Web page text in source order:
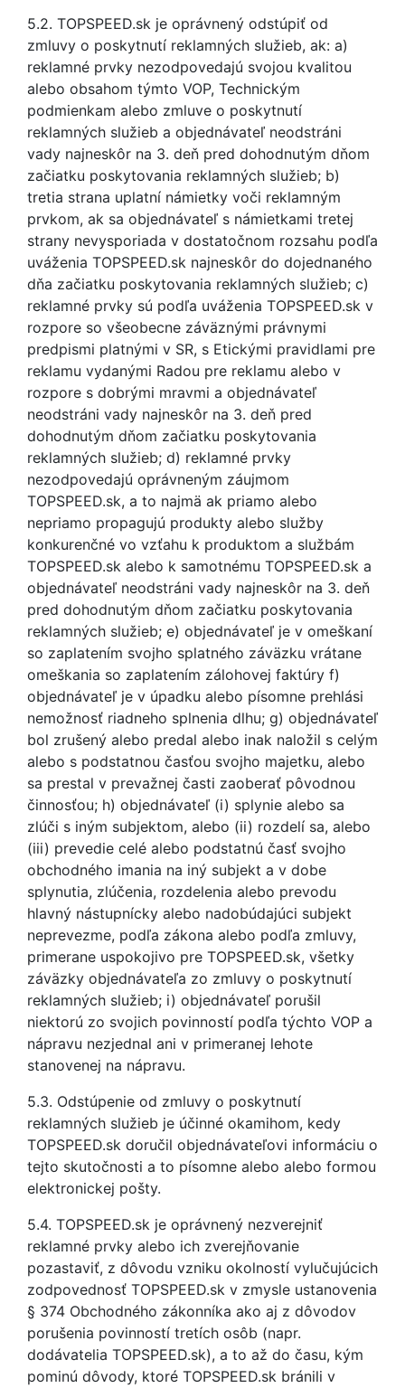
5.2. TOPSPEED.sk je oprávnený odstúpiť od
zmluvy o poskytnutí reklamných služieb, ak: a)
reklamné prvky nezodpovedajú svojou kvalitou
alebo obsahom týmto VOP, Technickým
podmienkam alebo zmluve o poskytnutí
reklamných služieb a objednávateľ neodstráni
vady najneskôr na 3. deň pred dohodnutým dňom
začiatku poskytovania reklamných služieb; b)
tretia strana uplatní námietky voči reklamným
prvkom, ak sa objednávateľ s námietkami tretej
strany nevysporiada v dostatočnom rozsahu podľa
uváženia TOPSPEED.sk najneskôr do dojednaného
dňa začiatku poskytovania reklamných služieb; c)
reklamné prvky sú podľa uváženia TOPSPEED.sk v
rozpore so všeobecne záväznými právnymi
predpismi platnými v SR, s Etickými pravidlami pre
reklamu vydanými Radou pre reklamu alebo v
rozpore s dobrými mravmi a objednávateľ
neodstráni vady najneskôr na 3. deň pred
dohodnutým dňom začiatku poskytovania
reklamných služieb; d) reklamné prvky
nezodpovedajú oprávneným záujmom
TOPSPEED.sk, a to najmä ak priamo alebo
nepriamo propagujú produkty alebo služby
konkurenčné vo vzťahu k produktom a službám
TOPSPEED.sk alebo k samotnému TOPSPEED.sk a
objednávateľ neodstráni vady najneskôr na 3. deň
pred dohodnutým dňom začiatku poskytovania
reklamných služieb; e) objednávateľ je v omeškaní
so zaplatením svojho splatného záväzku vrátane
omeškania so zaplatením zálohovej faktúry f)
objednávateľ je v úpadku alebo písomne prehlási
nemožnosť riadneho splnenia dlhu; g) objednávateľ
bol zrušený alebo predal alebo inak naložil s celým
alebo s podstatnou časťou svojho majetku, alebo
sa prestal v prevažnej časti zaoberať pôvodnou
činnosťou; h) objednávateľ (i) splynie alebo sa
zlúči s iným subjektom, alebo (ii) rozdelí sa, alebo
(iii) prevedie celé alebo podstatnú časť svojho
obchodného imania na iný subjekt a v dobe
splynutia, zlúčenia, rozdelenia alebo prevodu
hlavný nástupnícky alebo nadobúdajúci subjekt
neprevezme, podľa zákona alebo podľa zmluvy,
primerane uspokojivo pre TOPSPEED.sk, všetky
záväzky objednávateľa zo zmluvy o poskytnutí
reklamných služieb; i) objednávateľ porušil
niektorú zo svojich povinností podľa týchto VOP a
nápravu nezjednal ani v primeranej lehote
stanovenej na nápravu.
5.3. Odstúpenie od zmluvy o poskytnutí
reklamných služieb je účinné okamihom, kedy
TOPSPEED.sk doručil objednávateľovi informáciu o
tejto skutočnosti a to písomne alebo alebo formou
elektronickej pošty.
5.4. TOPSPEED.sk je oprávnený nezverejniť
reklamné prvky alebo ich zverejňovanie
pozastaviť, z dôvodu vzniku okolností vylučujúcich
zodpovednosť TOPSPEED.sk v zmysle ustanovenia
§ 374 Obchodného zákonníka ako aj z dôvodov
porušenia povinností tretích osôb (napr.
dodávatelia TOPSPEED.sk), a to až do času, kým
pominú dôvody, ktoré TOPSPEED.sk bránili v